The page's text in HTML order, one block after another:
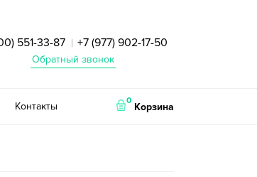
551-33-87 | +7 (977) 902-17-50
Обратный звонок
Контакты 0
Корзина